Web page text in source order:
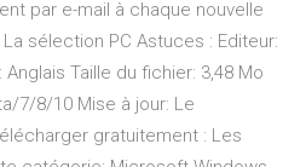
par e-mail à chaque nouvelle
sélection PC Astuces : Editeur:
Anglais Taille du fichier: 3,48 Mo
7/8/10 Mise à jour: Le
gratuitement : Les